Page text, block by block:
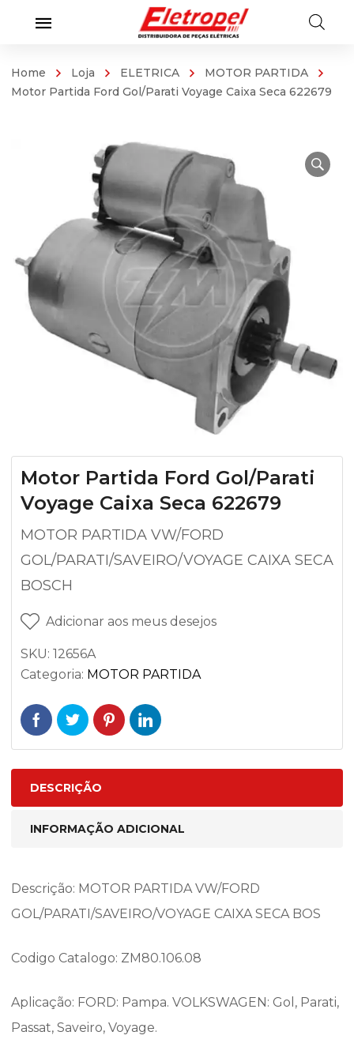
Home Loja ELETRICA
MOTOR PARTIDA
Motor Partida Ford Gol/Parati Voyage Caixa Seca 622679
Motor Partida Ford Gol/Parati
Voyage Caixa Seca 622679
MOTOR PARTIDA VW/FORD
GOL/PARATI/SAVEIRO/VOYAGE CAIXA SECA
BOSCH
Adicionar aos meus desejos
SKU: 12656A
Categoria: MOTOR PARTIDA
DESCRIÇÃO
INFORMAÇÃO ADICIONAL
Descrição: MOTOR PARTIDA VW/FORD
GOL/PARATI/SAVEIRO/VOYAGE CAIXA SECA BOS
Codigo Catalogo: ZM80.106.08
Aplicação: FORD: Pampa. VOLKSWAGEN: Gol, Parati,
Passat, Saveiro, Voyage.